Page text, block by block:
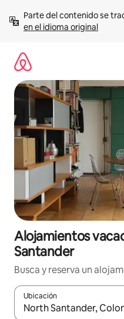
contenido
Parte del contenido se
en el idioma original
Alojamientos
Santander
Busca y reserva un
Ubicación
Cuando los resultados